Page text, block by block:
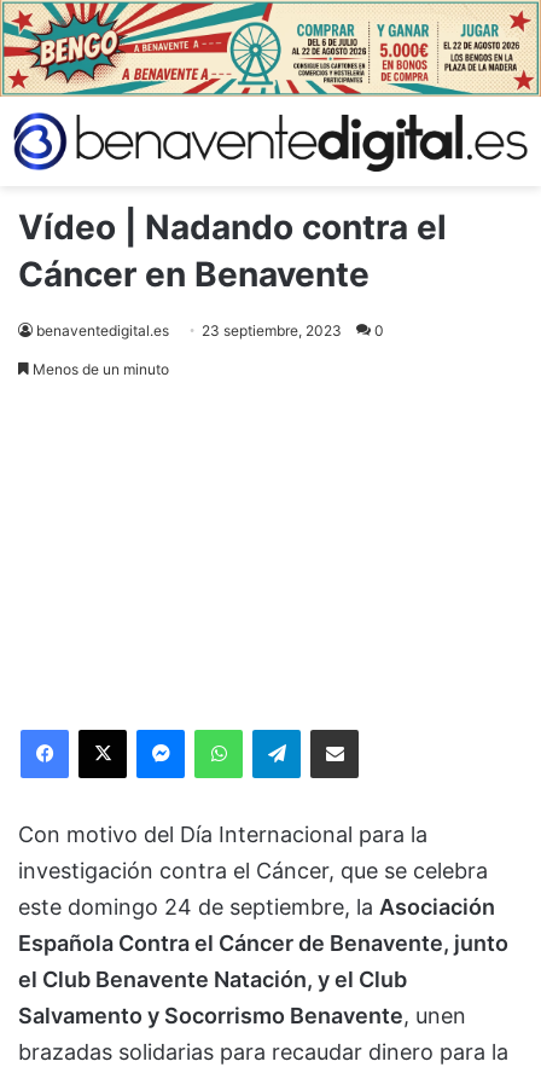
Vídeo | Nadando contra el
Cáncer en Benavente
benaventedigital.es 23 septiembre, 2023 0
Menos de un minuto
Facebook
X MessengerWhatsAppTelegramCompartir via Email
Con motivo del Día Internacional para la
investigación contra el Cáncer, que se celebra
este domingo 24 de septiembre, la Asociación
Española Contra el Cáncer de Benavente, junto
el Club Benavente Natación, y el Club
Salvamento y Socorrismo Benavente, unen
brazadas solidarias para recaudar dinero para la